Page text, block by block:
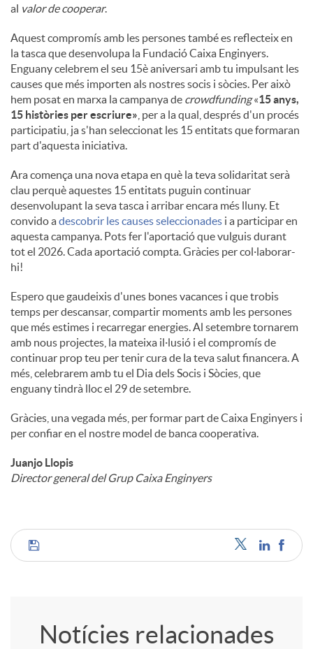
al valor de cooperar.
Aquest compromís amb les persones també es reflecteix en
la tasca que desenvolupa la Fundació Caixa Enginyers.
Enguany celebrem el seu 15è aniversari amb tu impulsant les
causes que més importen als nostres socis i sòcies. Per això
hem posat en marxa la campanya de crowdfunding«15 anys,
15 històries per escriure» , per a la qual, després d'un procés
participatiu, ja s'han seleccionat les 15 entitats que formaran
part d'aquesta iniciativa.
Ara comença una nova etapa en què la teva solidaritat serà
clau perquè aquestes 15 entitats puguin continuar
desenvolupant la seva tasca i arribar encara més lluny. Et
convido adescobrir les causes seleccionades i a participar en
aquesta campanya. Pots fer l'aportació que vulguis durant
tot el 2026. Cada aportació compta. Gràcies per col·laborar-
hi!
Espero que gaudeixis d'unes bones vacances i que trobis
temps per descansar, compartir moments amb les persones
que més estimes i recarregar energies. Al setembre tornarem
amb nous projectes, la mateixa il·lusió i el compromís de
continuar prop teu per tenir cura de la teva salut financera. A
més, celebrarem amb tu el Dia dels Socis i Sòcies, que
enguany tindrà lloc el 29 de setembre.
Gràcies, una vegada més, per formar part de Caixa Enginyers i
per confiar en el nostre model de banca cooperativa.
Juanjo Llopis
Director general del Grup Caixa Enginyers
C
Notícies relacionades